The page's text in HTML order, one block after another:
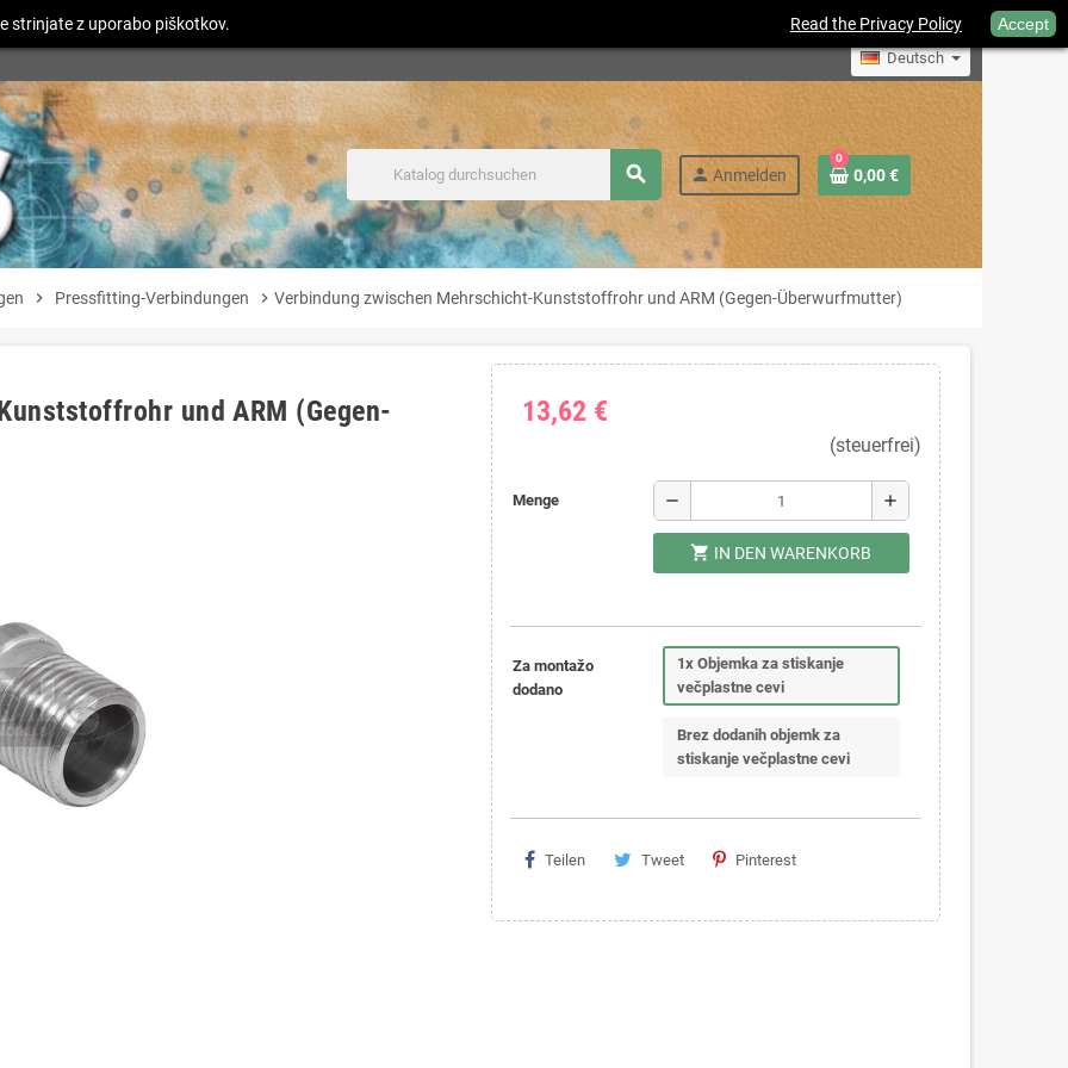
Deutsch
search person Anmelden
0
0,00 €
chevron_right Pressfitting-Verbindungen chevron_right Verbindung zwischen Mehrschicht-Kunststoffrohr und ARM (Gegen-Überwurfmutter)
und ARM (Gegen-
13,62 €
(steuerfrei)
Menge remove add
shopping_cart IN DEN WARENKORB
Za montažo
dodano
1x Objemka za stiskanje
večplastne cevi
Brez dodanih objemk za
stiskanje večplastne cevi
Teilen Tweet Pinterest
strinjate z uporabo piškotkov. Read the Privacy Policy Accept